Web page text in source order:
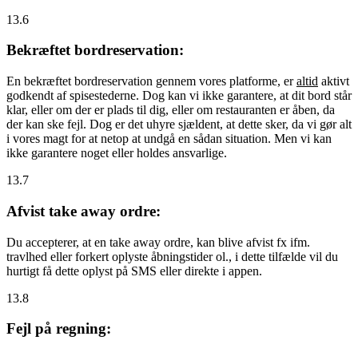
13.6
Bekræftet bordreservation:
En bekræftet bordreservation gennem vores platforme, eraltid aktivt
godkendt af spisestederne. Dog kan vi ikke garantere, at dit bord står
klar, eller om der er plads til dig, eller om restauranten er åben, da
der kan ske fejl. Dog er det uhyre sjældent, at dette sker, da vi gør alt
i vores magt for at netop at undgå en sådan situation. Men vi kan
ikke garantere noget eller holdes ansvarlige.
13.7
Afvist take away ordre:
Du accepterer, at en take away ordre, kan blive afvist fx ifm.
travlhed eller forkert oplyste åbningstider ol., i dette tilfælde vil du
hurtigt få dette oplyst på SMS eller direkte i appen.
13.8
Fejl på regning: